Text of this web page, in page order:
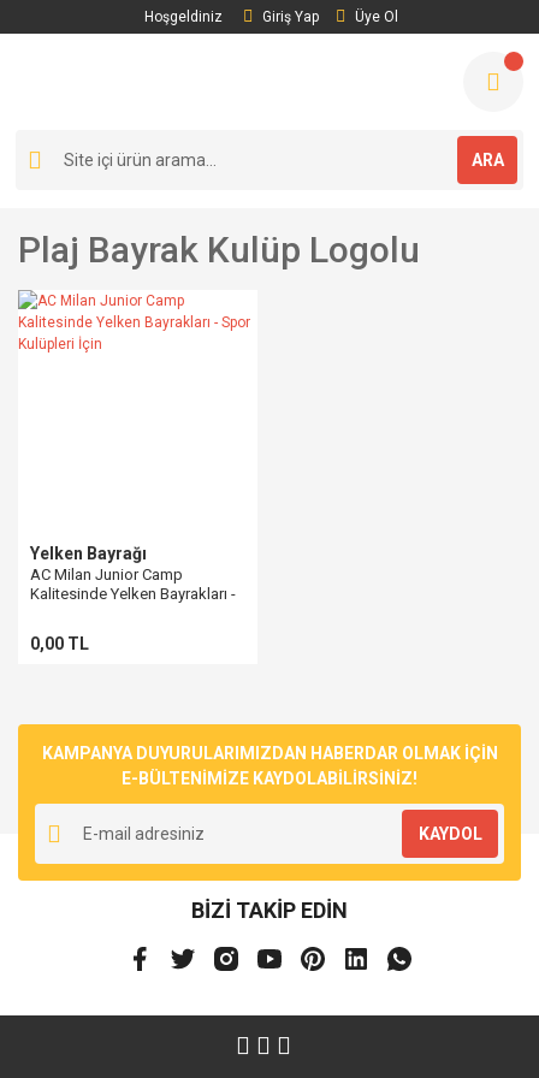
Hoşgeldiniz Giriş Yap Üye Ol
ARA
Plaj Bayrak Kulüp Logolu
Yelken Bayrağı
AC Milan Junior Camp
Kalitesinde Yelken Bayrakları -
0,00 TL
KAMPANYA DUYURULARIMIZDAN HABERDAR OLMAK İÇİN
E-BÜLTENİMİZE KAYDOLABİLİRSİNİZ!
KAYDOL
BİZİ TAKİP EDİN